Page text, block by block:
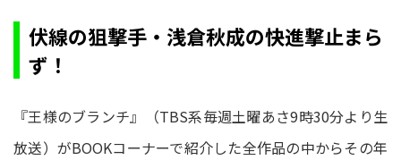
伏線の狙撃手・浅倉秋成の快進撃止まら
ず！
『王様のブランチ』（TBS系毎週土曜あさ9時30分より生
放送）がBOOKコーナーで紹介した全作品の中からその年